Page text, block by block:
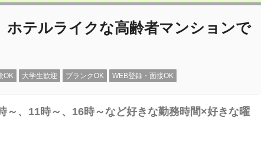
ホテルライクな高齢者マンションで
OK 大学生歓迎 ブランクOK WEB登録・面接OK
～、11時～、16時～など好きな勤務時間×好きな曜